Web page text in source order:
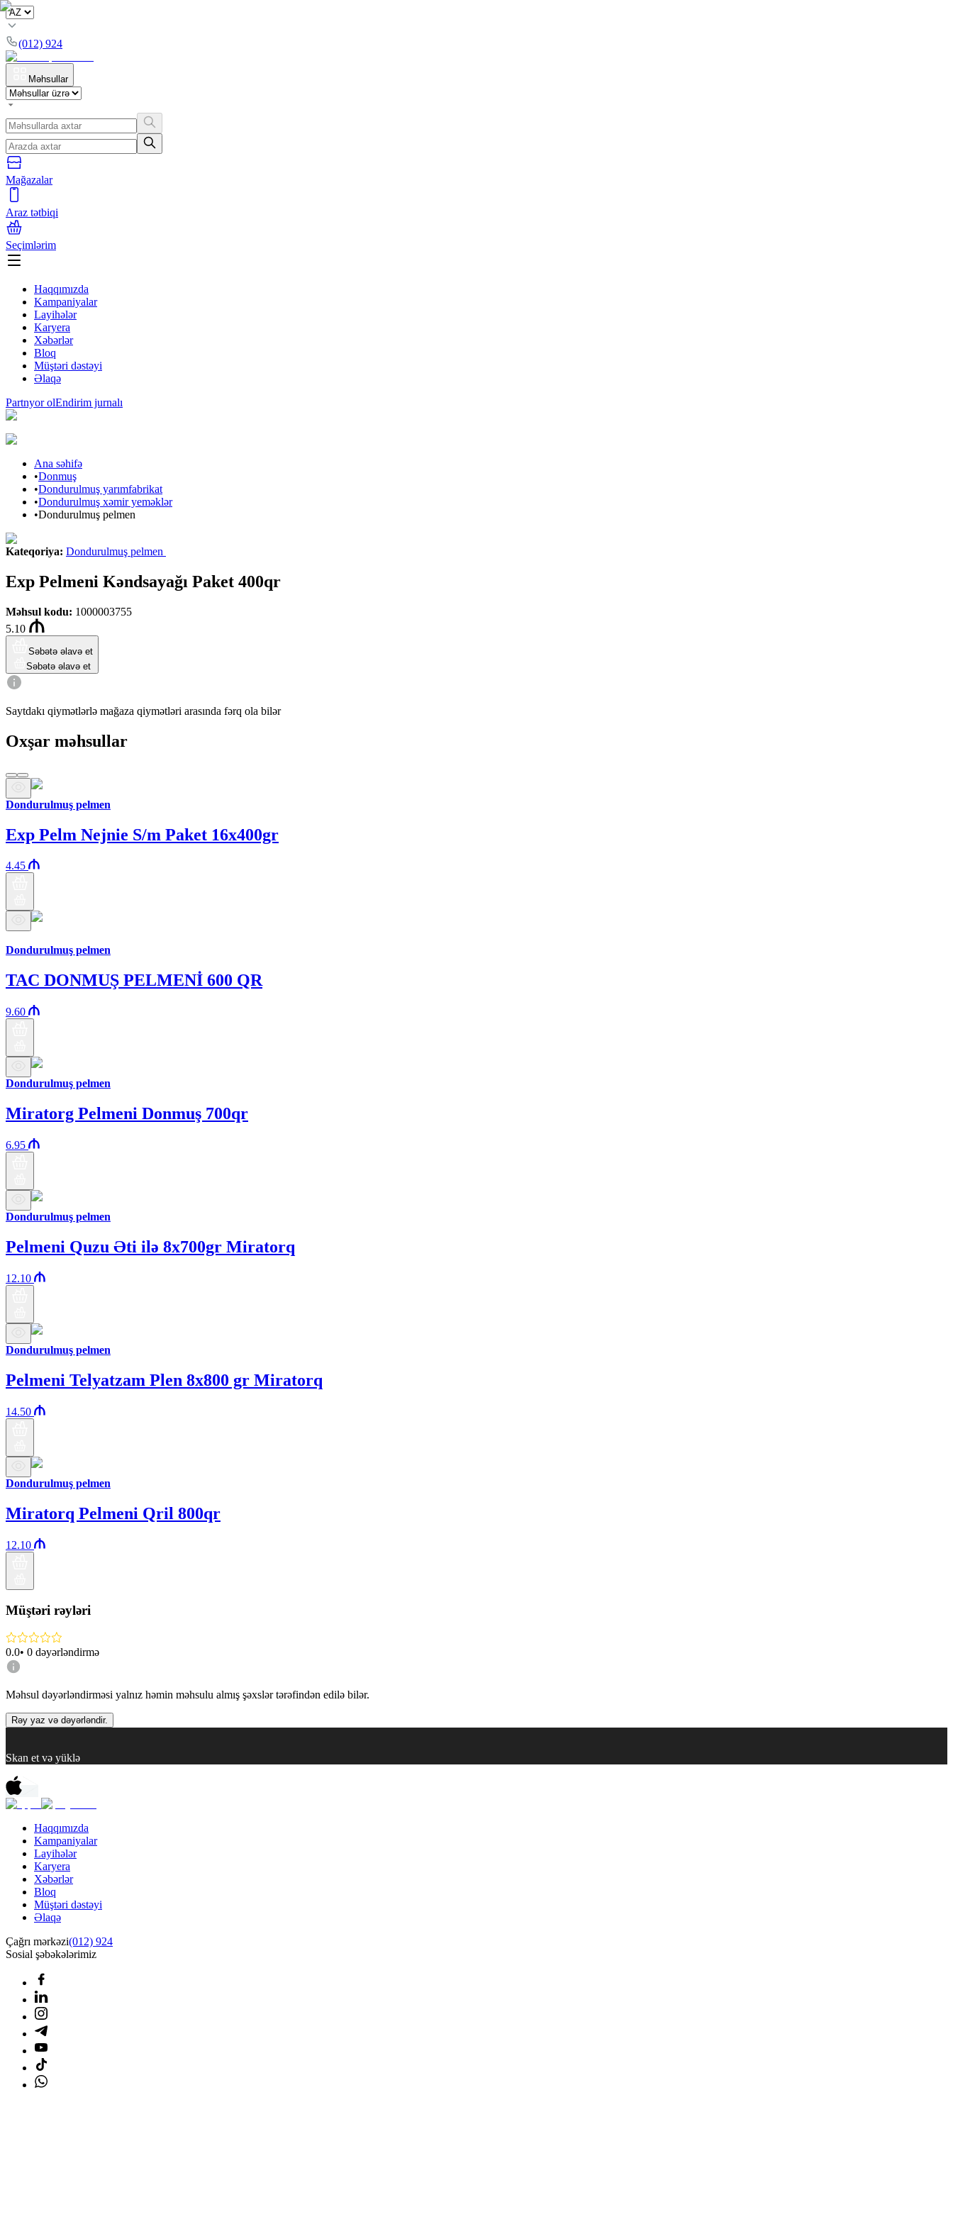
(012) 924
Məhsullar
Mağazalar
Araz tətbiqi
Seçimlərim
Haqqımızda
Kampaniyalar
Layihələr
Karyera
Xəbərlər
Bloq
Müştəri dəstəyi
Əlaqə
Partnyor olEndirim jurnalı
Ana səhifə
•Donmuş
•Dondurulmuş yarımfabrikat
•Dondurulmuş xəmir yeməklər
•Dondurulmuş pelmen
Kateqoriya: Dondurulmuş pelmen
Exp Pelmeni Kəndsayağı Paket 400qr
Məhsul kodu: 1000003755
5.10
Səbətə əlavə et
Səbətə əlavə et
Saytdakı qiymətlərlə mağaza qiymətləri arasında fərq ola bilər
Oxşar məhsullar
Dondurulmuş pelmen
Exp Pelm Nejnie S/m Paket 16x400gr
4.45
Dondurulmuş pelmen
TAC DONMUŞ PELMENİ 600 QR
9.60
Dondurulmuş pelmen
Miratorg Pelmeni Donmuş 700qr
6.95
Dondurulmuş pelmen
Pelmeni Quzu Əti ilə 8x700gr Miratorq
12.10
Dondurulmuş pelmen
Pelmeni Telyatzam Plen 8x800 gr Miratorq
14.50
Dondurulmuş pelmen
Miratorq Pelmeni Qril 800qr
12.10
Müştəri rəyləri
0.0• 0 dəyərləndirmə
Məhsul dəyərləndirməsi yalnız həmin məhsulu almış şəxslər tərəfindən edilə bilər.
Rəy yaz və dəyərləndir.
Skan et və yüklə
Haqqımızda
Kampaniyalar
Layihələr
Karyera
Xəbərlər
Bloq
Müştəri dəstəyi
Əlaqə
Çağrı mərkəzi(012) 924
Sosial şəbəkələrimiz